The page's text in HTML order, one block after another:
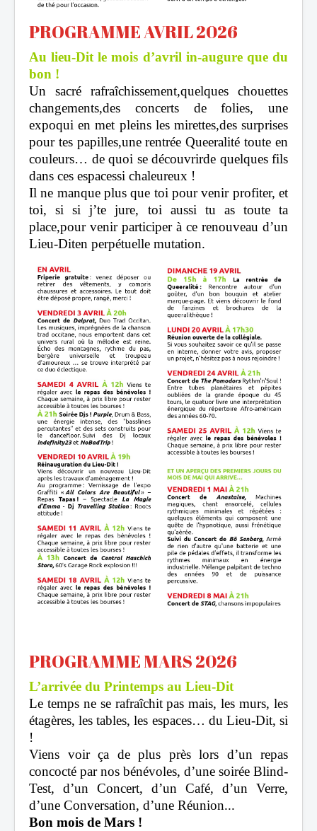
PROGRAMME AVRIL 2026
Au lieu-Dit le mois d’avril in-augure que du
bon !
Un sacré rafraîchissement,quelques chouettes
changements,des concerts de folies, une
expoqui en met pleins les mirettes,des surprises
pour tes papilles,une rentrée Queeralité toute en
couleurs… de quoi se découvrirde quelques fils
dans ces espacessi chaleureux !
Il ne manque plus que toi pour venir profiter, et
toi, si si j’te jure, toi aussi tu as toute ta
place,pour venir participer à ce renouveau d’un
Lieu-Diten perpétuelle mutation.
PROGRAMME MARS 2026
L’arrivée du Printemps au Lieu-Dit
Le temps ne se rafraîchit pas mais, les murs, les
étagères, les tables, les espaces… du Lieu-Dit, si
!
Viens voir ça de plus près lors d’un repas
concocté par nos bénévoles, d’une soirée Blind-
Test, d’un Concert, d’un Café, d’un Verre,
d’une Conversation, d’une Réunion...
Bon mois de Mars !